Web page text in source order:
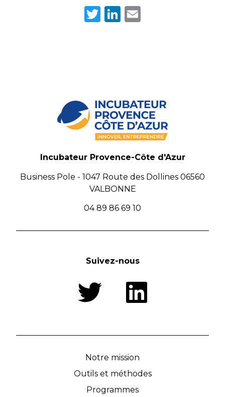
Twitter
LinkedIn
Incubateur Provence-Côte d'Azur
Business Pole - 1047 Route des Dollines 06560
VALBONNE
04 89 86 69 10
Suivez-nous
Notre mission
Outils et méthodes
Programmes